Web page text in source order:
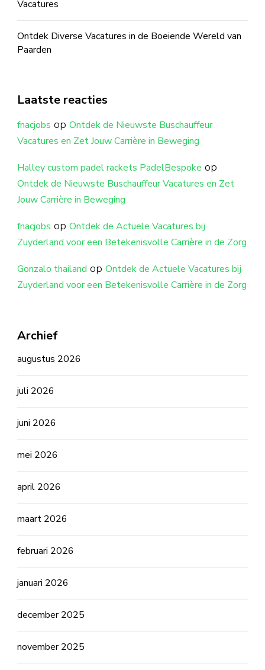
Vacatures
Ontdek Diverse Vacatures in de Boeiende Wereld van
Paarden
Laatste reacties
fnacjobs op Ontdek de Nieuwste Buschauffeur
Vacatures en Zet Jouw Carrière in Beweging
Halley custom padel rackets PadelBespoke op
Ontdek de Nieuwste Buschauffeur Vacatures en Zet
Jouw Carrière in Beweging
fnacjobs op Ontdek de Actuele Vacatures bij
Zuyderland voor een Betekenisvolle Carrière in de Zorg
Gonzalo thailand op Ontdek de Actuele Vacatures bij
Zuyderland voor een Betekenisvolle Carrière in de Zorg
Archief
augustus 2026
juli 2026
juni 2026
mei 2026
april 2026
maart 2026
februari 2026
januari 2026
december 2025
november 2025